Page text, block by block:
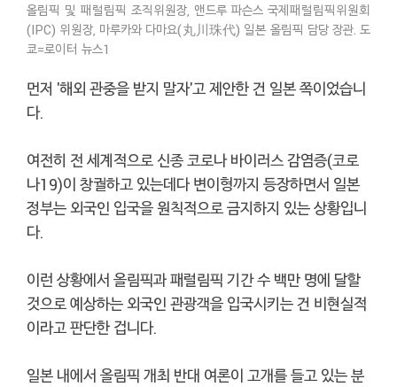
올림픽 및 패럴림픽 조직위원장, 앤드루 파슨스 국제패럴림픽위원회
(IPC) 위원장, 마루카와 다마요(丸川珠代) 일본 올림픽 담당 장관. 도
쿄=로이터 뉴스1
먼저 '해외 관중을 받지 말자'고 제안한 건 일본 쪽이었습니
다.
여전히 전 세계적으로 신종 코로나 바이러스 감염증(코로
나19)이 창궐하고 있는데다 변이형까지 등장하면서 일본
정부는 외국인 입국을 원칙적으로 금지하지 있는 상황입니
다.
이런 상황에서 올림픽과 패럴림픽 기간 수 백만 명에 달할
것으로 예상하는 외국인 관광객을 입국시키는 건 비현실적
이라고 판단한 겁니다.
일본 내에서 올림픽 개최 반대 여론이 고개를 들고 있는 분